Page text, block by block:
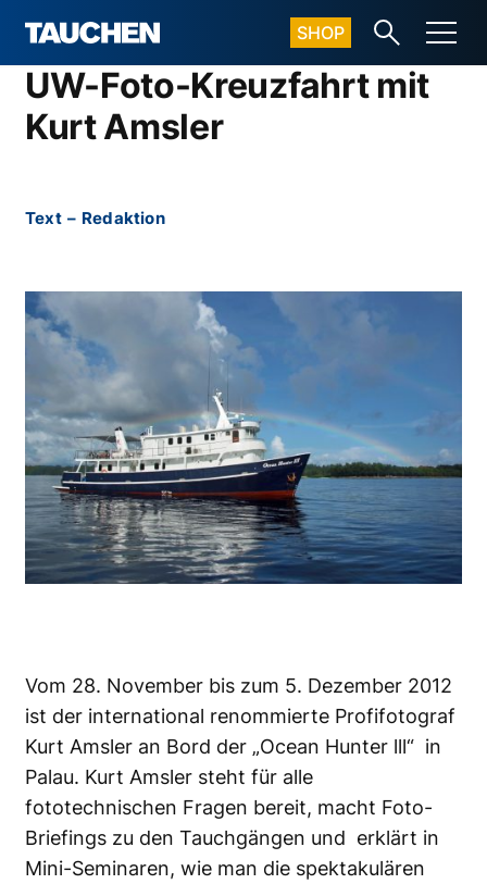
SHOP
UW-Foto-Kreuzfahrt mit
Kurt Amsler
Text – Redaktion
Vom 28. November bis zum 5. Dezember 2012
ist der international renommierte Profifotograf
Kurt Amsler an Bord der „Ocean Hunter lll“ in
Palau. Kurt Amsler steht für alle
fototechnischen Fragen bereit, macht Foto-
Briefings zu den Tauchgängen und erklärt in
Mini-Seminaren, wie man die spektakulären